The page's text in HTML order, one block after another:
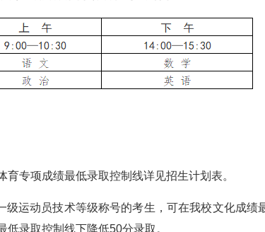
专项成绩最低录取控制线详见招生计划表。
级运动员技术等级称号的考生，可在我校文化成绩
录取控制线下降低50分录取。